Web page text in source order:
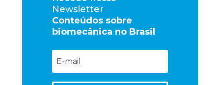
Newsletter
Conteúdos sobre
biomecânica no Brasil